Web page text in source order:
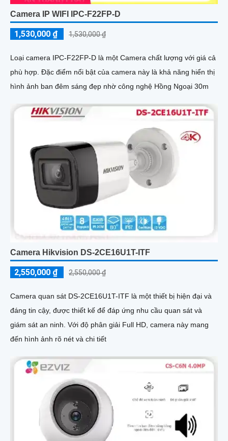
Camera IP WIFI IPC-F22FP-D
1,530,000 ₫ 1,530,000 ₫
Loại camera IPC-F22FP-D là một Camera chất lượng với giá cả
phù hợp. Đặc điểm nổi bật của camera này là khả năng hiển thị
hình ảnh ban đêm sáng đẹp nhờ công nghệ Hồng Ngoại 30m
Camera Hikvision DS-2CE16U1T-ITF
2,550,000 ₫ 2,550,000 ₫
Camera quan sát DS-2CE16U1T-ITF là một thiết bị hiện đại và
đáng tin cậy, được thiết kế để đáp ứng nhu cầu quan sát và
giám sát an ninh. Với độ phân giải Full HD, camera này mang
đến hình ảnh rõ nét và chi tiết